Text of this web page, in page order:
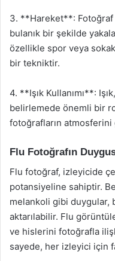
3. **Hareket**:
bulanık bir şekilde
özellikle spor veya sokak
bir tekniktir.
4. **Işık Kullanımı**:
belirlemede önemli bir
fotoğrafların
Flu Fotoğrafın
Flu fotoğraf, izleyicide
potansiyeline sahiptir.
melankoli gibi duygular,
aktarılabilir. Flu
ve hislerini fotoğrafla
sayede, her izleyici için